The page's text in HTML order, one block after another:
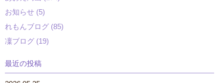
お知らせ (5)
れもんブログ (85)
凜ブログ (19)
最近の投稿